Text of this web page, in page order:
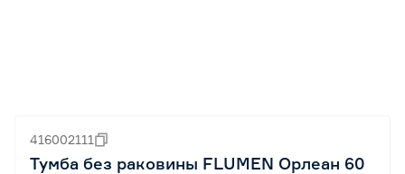
416002111
Тумба без раковины FLUMEN Орлеан 60